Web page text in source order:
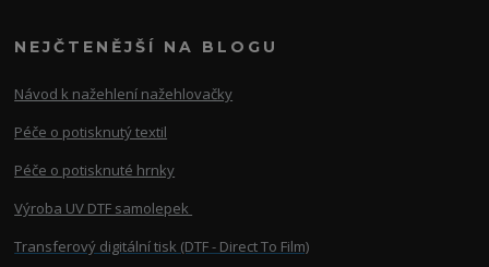
NEJČTENĚJŠÍ NA BLOGU
Návod k nažehlení nažehlovačky
Péče o potisknutý textil
Péče o potisknuté hrnky
Výroba UV DTF samolepek
Transferový digitální tisk (DTF - Direct To Film)